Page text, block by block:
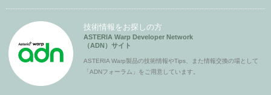
技術情報をお探しの方
ASTERIA Warp Developer Network
（ADN）サイト
ASTERIA Warp製品の技術情報やTips、また情報交換の場として
「ADNフォーラム」をご用意しています。